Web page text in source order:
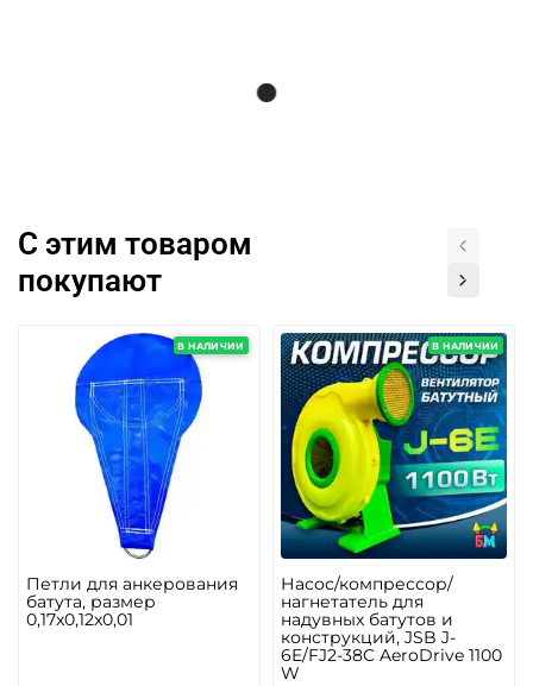
С этим товаром
покупают
В НАЛИЧИИ
Петли для анкерования
батута, размер
0,17x0,12x0,01
В НАЛИЧИИ
Насос/компрессор/
нагнетатель для
надувных батутов и
конструкций, JSB J-
6E/FJ2-38C AeroDrive 1100
W